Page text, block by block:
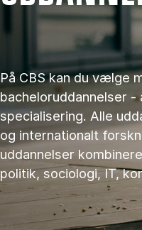
På CBS kan du vælge
bacheloruddannelser -
specialisering. Alle
og internationalt
uddannelser
politik, sociologi, IT,